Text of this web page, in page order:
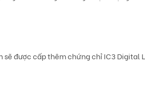
sẽ được cấp thêm chứng chỉ IC3